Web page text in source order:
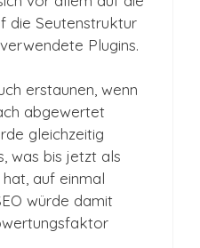
die Seutenstruktur
Plugins.
erstaunen, wenn
abgewertet
gleichzeitig
was bis jetzt als
auf einmal
würde damit